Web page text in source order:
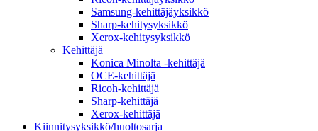
Samsung-kehittäjäyksikkö
Sharp-kehitysyksikkö
Xerox-kehitysyksikkö
Kehittäjä
Konica Minolta -kehittäjä
OCE-kehittäjä
Ricoh-kehittäjä
Sharp-kehittäjä
Xerox-kehittäjä
Kiinnitysyksikkö/huoltosarja